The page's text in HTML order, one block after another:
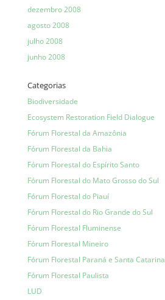
dezembro 2008
agosto 2008
julho 2008
junho 2008
Categorias
Biodiversidade
Ecosystem Restoration Field Dialogue
Fórum Florestal da Amazônia
Fórum Florestal da Bahia
Fórum Florestal do Espírito Santo
Fórum Florestal do Mato Grosso do Sul
Fórum Florestal do Piauí
Fórum Florestal do Rio Grande do Sul
Fórum Florestal Fluminense
Fórum Florestal Mineiro
Fórum Florestal Paraná e Santa Catarina
Fórum Florestal Paulista
LUD